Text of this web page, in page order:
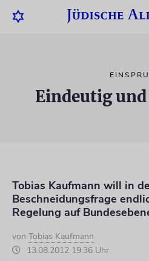
Eindeutig
Tobias Kaufmann will in
Beschneidungsfrage
Regelung auf
von Tobias Kaufmann
13.08.2012 19:36 Uhr